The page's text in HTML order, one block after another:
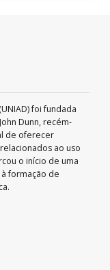
foi fundada
Dunn, recém-
de oferecer
ao uso
o início de uma
formação de